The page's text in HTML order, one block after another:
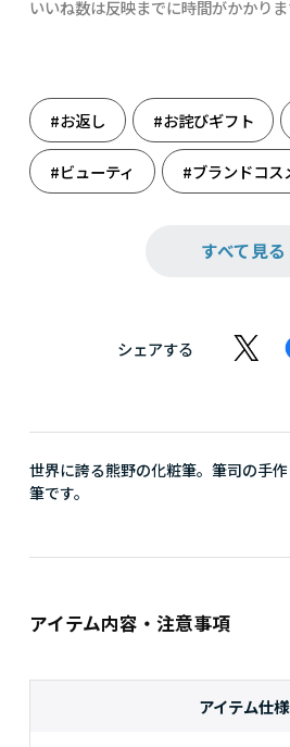
いいね数は反映までに時間がかかり
#お返し #お詫びギフト
#ビューティ #ブランドコス
#母の日ギフト
すべて見る
シェアする
世界に誇る熊野の化粧筆。筆司の手
筆です。
アイテム内容・注意事項
アイテム仕様